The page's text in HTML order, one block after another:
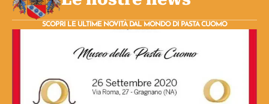
SCOPRI LE ULTIME NOVITÀ DAL MONDO DI PASTA CUOMO